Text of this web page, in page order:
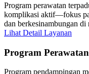
Program perawatan
komplikasi aktif—fokus
dan berkesinambungan di
Lihat Detail Layanan
Program
Program pendampingan